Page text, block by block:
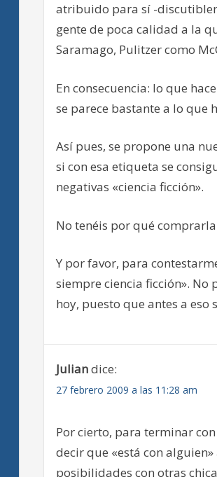
atribuido para sí -
gente de poca calidad a la
Saramago, Pulitzer como
En consecuencia: lo que
se parece bastante a lo que
Así pues, se propone una
si con esa etiqueta se
negativas «ciencia ficción».
No tenéis por qué
Y por favor, para
siempre ciencia ficción».
hoy, puesto que antes a
Juliandice:
27 febrero 2009 a las 11:28 am
Por cierto, para terminar
decir que «está con
posibilidades con otras